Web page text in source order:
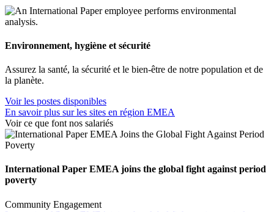
Environnement, hygiène et sécurité
Assurez la santé, la sécurité et le bien-être de notre population et de
la planète.
Voir les postes disponibles
En savoir plus sur les sites en région EMEA
Voir ce que font nos salariés
International Paper EMEA joins the global fight against period
poverty
Community Engagement